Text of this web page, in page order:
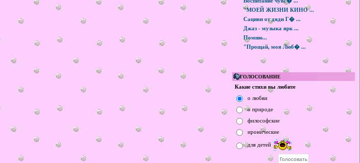
"МОЕЙ ЖИЗНИ КИНО ...
Сациви от дяди Г� ...
Джаз - музыка ярк ...
Помню...
"Прощай, моя Люб� ...
ГОЛОСОВАНИЕ
Какие стихи вы любите
о любви
о природе
философские
иронические
для детей